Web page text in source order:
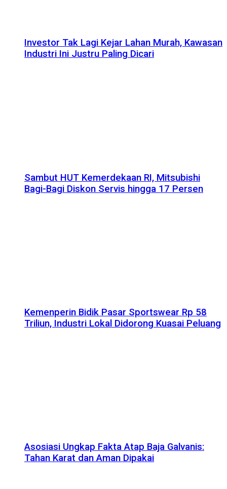
Investor Tak Lagi Kejar Lahan Murah, Kawasan
Industri Ini Justru Paling Dicari
Sambut HUT Kemerdekaan RI, Mitsubishi
Bagi-Bagi Diskon Servis hingga 17 Persen
Kemenperin Bidik Pasar Sportswear Rp 58
Triliun, Industri Lokal Didorong Kuasai Peluang
Asosiasi Ungkap Fakta Atap Baja Galvanis:
Tahan Karat dan Aman Dipakai